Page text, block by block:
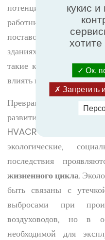
потенциальному
работников,
поставок. Эта
зданиях, где многие
такие как изоляция
влиять на различные и
Превращение этих
развития в
HVACR требует
экологические,
последствия
жизненного цикла.
быть связаны с
выбросами при
воздуховодов, но в
необходимой для
кукис и
хотите
Ок,
Запретить